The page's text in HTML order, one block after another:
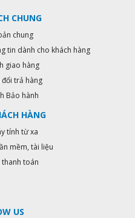
CHUNG
chung
tin dành cho khách hàng
giao hàng
đổi trả hàng
Bảo hành
HÀNG
tính từ xa
mềm, tài liệu
toán
US